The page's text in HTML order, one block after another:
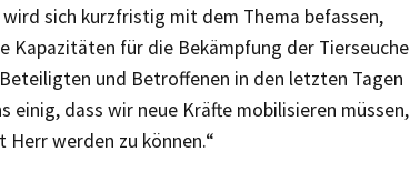
sich kurzfristig mit dem Thema befassen,
Kapazitäten für die Bekämpfung der Tierseuche
und Betroffenen in den letzten Tagen
einig, dass wir neue Kräfte mobilisieren müssen,
Herr werden zu können.“